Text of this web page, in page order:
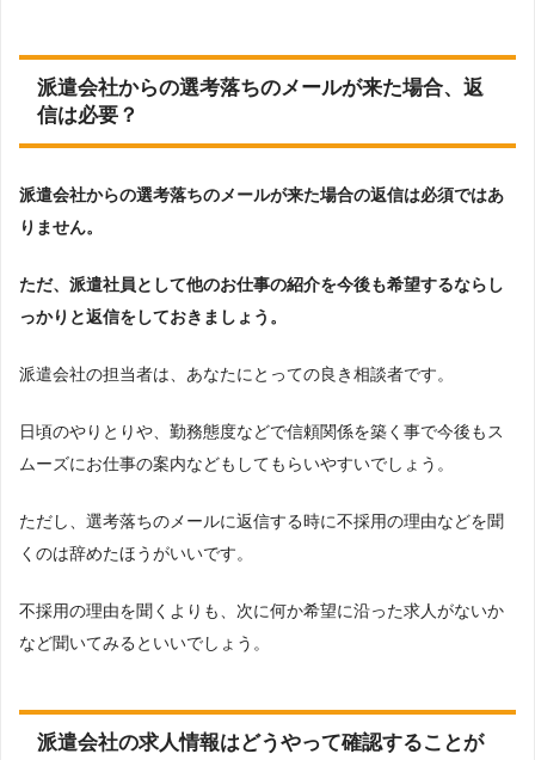
派遣会社からの選考落ちのメールが来た場合、返
信は必要？
派遣会社からの選考落ちのメールが来た場合の返信は必須ではあ
りません。
ただ、派遣社員として他のお仕事の紹介を今後も希望するならし
っかりと返信をしておきましょう。
派遣会社の担当者は、あなたにとっての良き相談者です。
日頃のやりとりや、勤務態度などで信頼関係を築く事で今後もス
ムーズにお仕事の案内などもしてもらいやすいでしょう。
ただし、選考落ちのメールに返信する時に不採用の理由などを聞
くのは辞めたほうがいいです。
不採用の理由を聞くよりも、次に何か希望に沿った求人がないか
など聞いてみるといいでしょう。
派遣会社の求人情報はどうやって確認することが